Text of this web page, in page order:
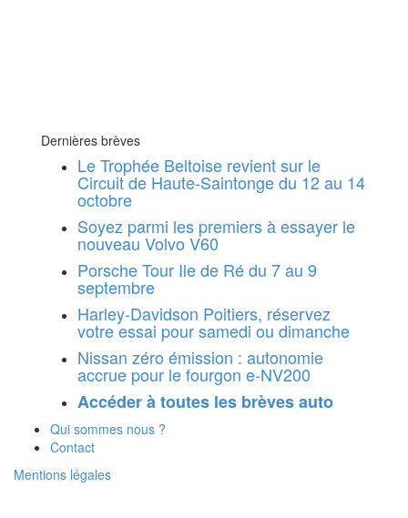
Dernières brèves
Le Trophée Beltoise revient sur le
Circuit de Haute-Saintonge du 12 au 14
octobre
Soyez parmi les premiers à essayer le
nouveau Volvo V60
Porsche Tour Ile de Ré du 7 au 9
septembre
Harley-Davidson Poitiers, réservez
votre essai pour samedi ou dimanche
Nissan zéro émission : autonomie
accrue pour le fourgon e-NV200
Accéder à toutes les brèves auto
Qui sommes nous ?
Contact
Mentions légales